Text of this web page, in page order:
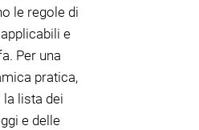
le regole di
e
Per una
pratica,
la lista dei
e delle